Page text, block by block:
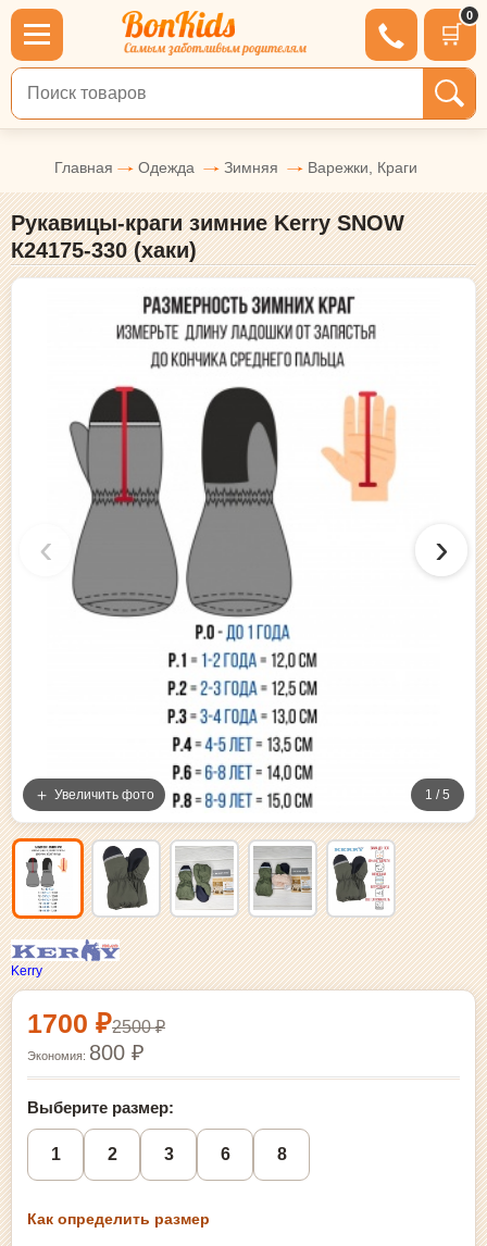
🛒
0
Поиск по товарам
Главная Одежда Зимняя Варежки, Краги
Рукавицы-краги зимние Kerry SNOW
К24175-330 (хаки)
‹ ›
1 / 5
Увеличить фото
Kerry
Выбор размера и покупка
2500 ₽
1700 ₽
Экономия: 800 ₽
Выберите размер:
1 2 3 6 8
Как определить размер